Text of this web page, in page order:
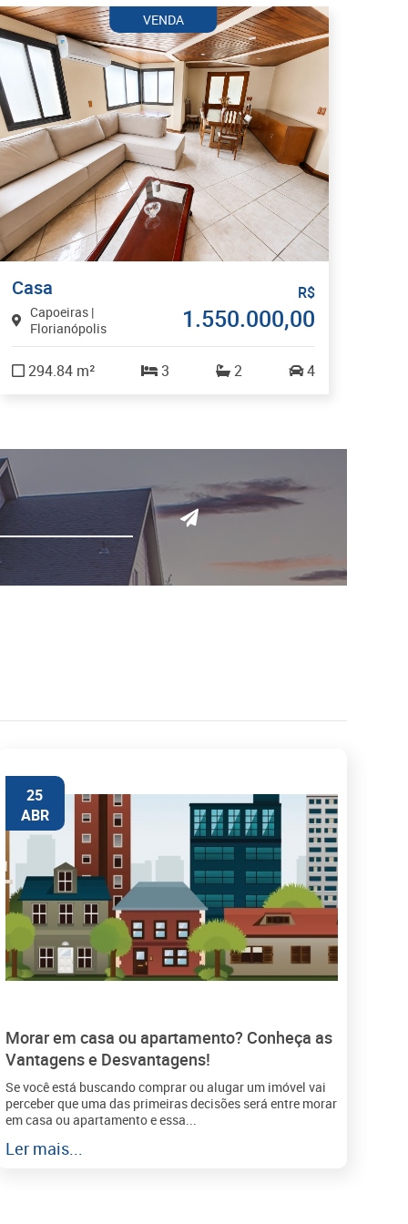
VENDA
Casa
Capoeiras |
Florianópolis
R$
1.550.000,00
294.84 m² 3 2 4
25
ABR
Morar em casa ou apartamento? Conheça as
Vantagens e Desvantagens!
Se você está buscando comprar ou alugar um imóvel vai
perceber que uma das primeiras decisões será entre morar
em casa ou apartamento e essa...
Ler mais...